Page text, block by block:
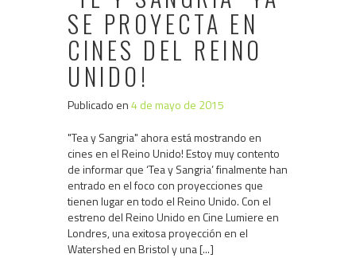
SE PROYECTA EN
CINES DEL REINO
UNIDO!
Publicado en4 de mayo de 2015
"Tea y Sangria" ahora está mostrando en
cines en el Reino Unido! Estoy muy contento
de informar que ‘Tea y Sangria’ finalmente han
entrado en el foco con proyecciones que
tienen lugar en todo el Reino Unido. Con el
estreno del Reino Unido en Cine Lumiere en
Londres, una exitosa proyección en el
Watershed en Bristol y una [...]